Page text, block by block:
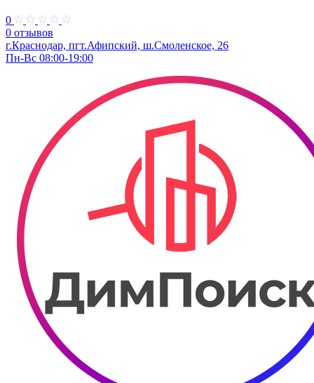
0
0 отзывов
г.Краснодар, пгт.Афипский, ш.Смоленское, 26
Пн-Вс 08:00-19:00